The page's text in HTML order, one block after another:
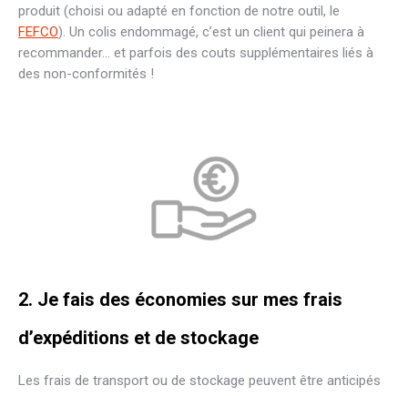
produit (choisi ou adapté en fonction de notre outil, le
FEFCO). Un colis endommagé, c’est un client qui peinera à
recommander… et parfois des couts supplémentaires liés à
des non-conformités !
2. Je fais des économies sur mes frais
d’expéditions et de stockage
Les frais de transport ou de stockage peuvent être anticipés